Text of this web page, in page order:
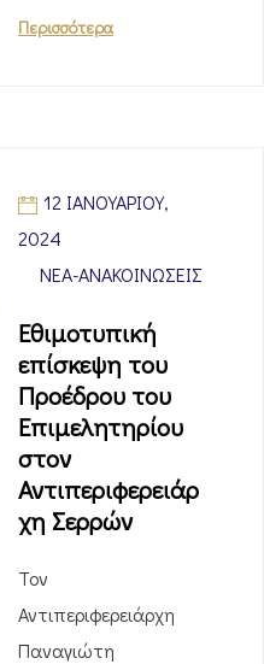
Περισσότερα
12 ΙΑΝΟΥΑΡΊΟΥ,
2024
ΝΈΑ-ΑΝΑΚΟΙΝΏΣΕΙΣ
Εθιμοτυπική
επίσκεψη του
Προέδρου του
Επιμελητηρίου
στον
Αντιπεριφερειάρ
χη Σερρών
Τον
Αντιπεριφερειάρχη
Παναγιώτη